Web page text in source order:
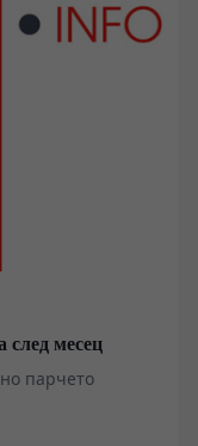
след месец
парчето